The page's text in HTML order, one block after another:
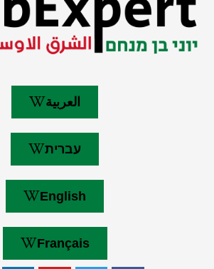
العربية
עברית
English
Français